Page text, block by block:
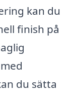
kan du
finish på
du sätta